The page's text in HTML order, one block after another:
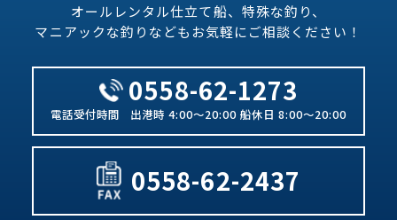
オールレンタル仕立て船、特殊な釣り、
マニアックな釣りなどもお気軽にご相談ください！
0558-62-1273
出港時 4:00～20:00 船休日 8:00～20:00
0558-62-2437